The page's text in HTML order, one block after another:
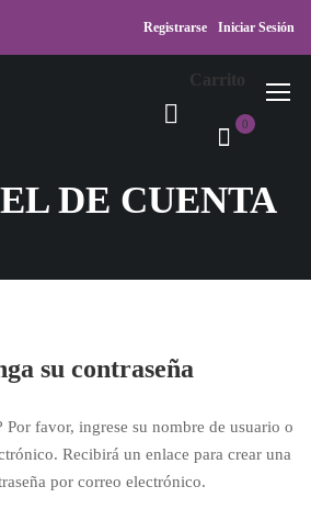
Registrarse Iniciar Sesión
Carrito
0
DE CUENTA
su contraseña
Por favor, ingrese su nombre de usuario o
Recibirá un enlace para crear una
por correo electrónico.